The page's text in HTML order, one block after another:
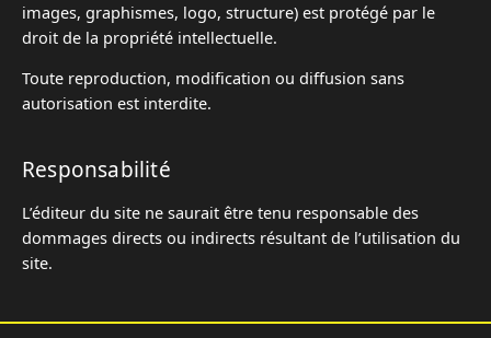
images, graphismes, logo, structure) est protégé par le
droit de la propriété intellectuelle.
Toute reproduction, modification ou diffusion sans
autorisation est interdite.
Responsabilité
L’éditeur du site ne saurait être tenu responsable des
dommages directs ou indirects résultant de l’utilisation du
site.